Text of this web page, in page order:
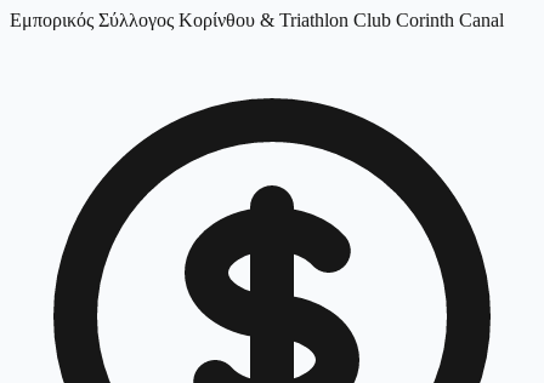
Εμπορικός Σύλλογος Κορίνθου & Triathlon Club Corinth Canal